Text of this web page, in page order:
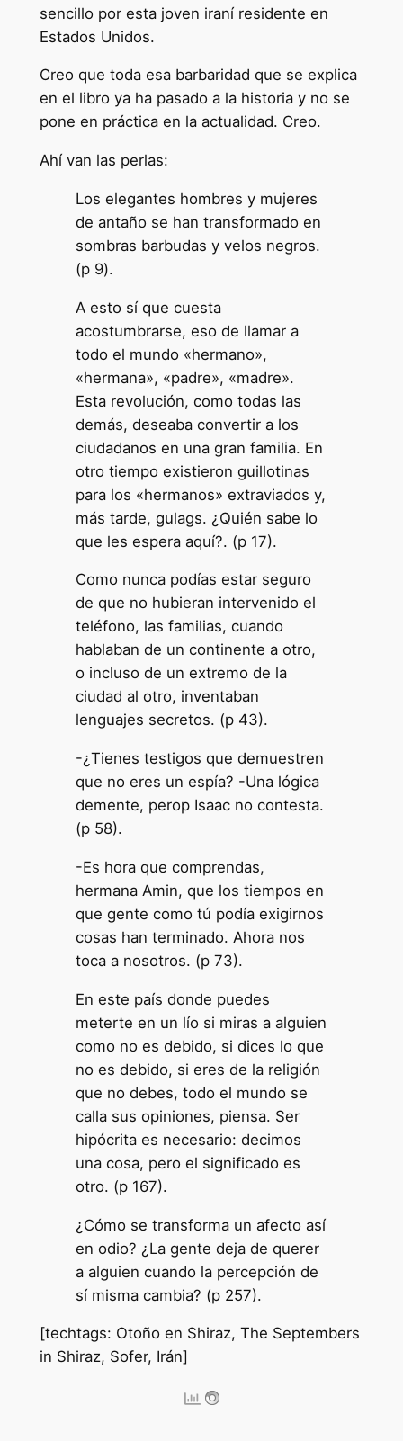
sencillo por esta joven iraní residente en
Estados Unidos.
Creo que toda esa barbaridad que se explica
en el libro ya ha pasado a la historia y no se
pone en práctica en la actualidad. Creo.
Ahí van las perlas:
Los elegantes hombres y mujeres
de antaño se han transformado en
sombras barbudas y velos negros.
(p 9).
A esto sí que cuesta
acostumbrarse, eso de llamar a
todo el mundo «hermano»,
«hermana», «padre», «madre».
Esta revolución, como todas las
demás, deseaba convertir a los
ciudadanos en una gran familia. En
otro tiempo existieron guillotinas
para los «hermanos» extraviados y,
más tarde, gulags. ¿Quién sabe lo
que les espera aquí?. (p 17).
Como nunca podías estar seguro
de que no hubieran intervenido el
teléfono, las familias, cuando
hablaban de un continente a otro,
o incluso de un extremo de la
ciudad al otro, inventaban
lenguajes secretos. (p 43).
-¿Tienes testigos que demuestren
que no eres un espía? -Una lógica
demente, perop Isaac no contesta.
(p 58).
-Es hora que comprendas,
hermana Amin, que los tiempos en
que gente como tú podía exigirnos
cosas han terminado. Ahora nos
toca a nosotros. (p 73).
En este país donde puedes
meterte en un lío si miras a alguien
como no es debido, si dices lo que
no es debido, si eres de la religión
que no debes, todo el mundo se
calla sus opiniones, piensa. Ser
hipócrita es necesario: decimos
una cosa, pero el significado es
otro. (p 167).
¿Cómo se transforma un afecto así
en odio? ¿La gente deja de querer
a alguien cuando la percepción de
sí misma cambia? (p 257).
[techtags: Otoño en Shiraz, The Septembers
in Shiraz, Sofer, Irán]